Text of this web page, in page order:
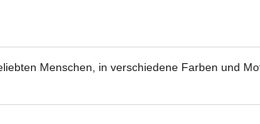
Menschen, in verschiedene Farben und